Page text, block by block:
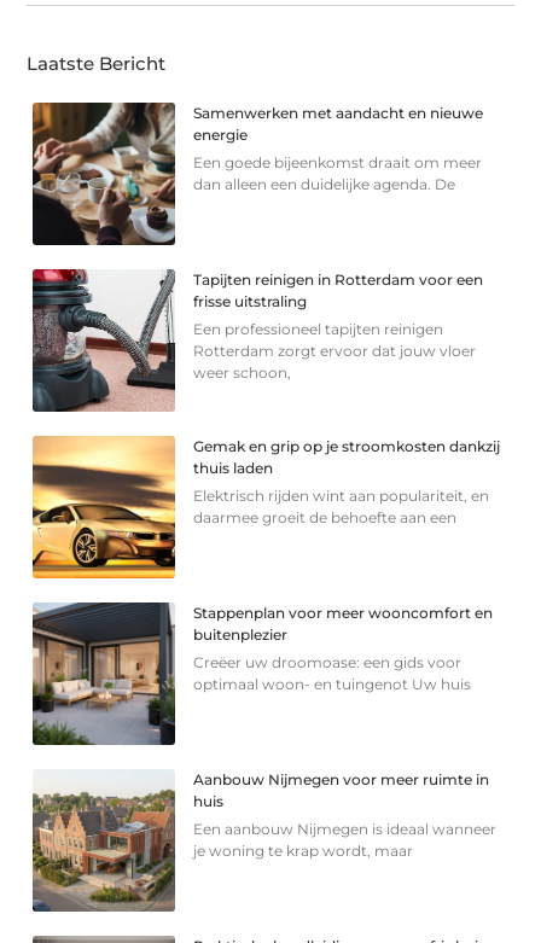
Laatste Bericht
Samenwerken met aandacht en nieuwe
energie
Een goede bijeenkomst draait om meer
dan alleen een duidelijke agenda. De
Tapijten reinigen in Rotterdam voor een
frisse uitstraling
Een professioneel tapijten reinigen
Rotterdam zorgt ervoor dat jouw vloer
weer schoon,
Gemak en grip op je stroomkosten dankzij
thuis laden
Elektrisch rijden wint aan populariteit, en
daarmee groeit de behoefte aan een
Stappenplan voor meer wooncomfort en
buitenplezier
Creëer uw droomoase: een gids voor
optimaal woon- en tuingenot Uw huis
Aanbouw Nijmegen voor meer ruimte in
huis
Een aanbouw Nijmegen is ideaal wanneer
je woning te krap wordt, maar